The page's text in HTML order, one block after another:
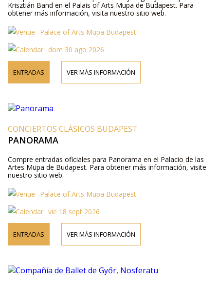
Krisztián Band en el Palais of Arts Mupa de Budapest. Para
obtener más información, visita nuestro sitio web.
Palace of Arts Müpa Budapest
dom 30 ago 2026
ENTRADAS VER MÁS INFORMACIÓN
CONCIERTOS CLÁSICOS BUDAPEST
PANORAMA
Compre entradas oficiales para Panorama en el Palacio de las
Artes Müpa de Budapest. Para obtener más información, visite
nuestro sitio web.
Palace of Arts Müpa Budapest
vie 18 sept 2026
ENTRADAS VER MÁS INFORMACIÓN